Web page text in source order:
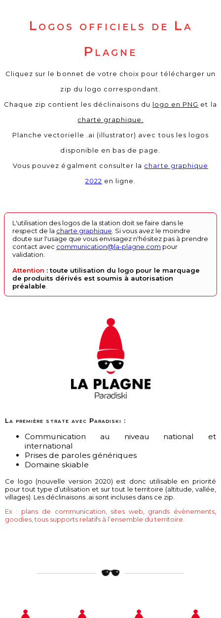
Logos officiels de La
Plagne
Cliquez sur le bonnet de votre choix pour télécharger un
zip du logo correspondant.
Chaque zip contient les déclinaisons du logo en PNG et la
charte graphique.
Planche vectorielle .ai (illustrator) avec tous les logos
disponible en bas de page.
Vous pouvez égalment consulter la charte graphique
2022 en ligne.
L'utilisation des logos de la station doit se faire dans le
respect de la charte graphique . Si vous avez le moindre
doute sur l'usage que vous envisagez n'hésitez pas à prendre
contact avec communication@la-plagne.com pour
validation.
Attention : toute utilisation du logo pour le marquage
de produits dérivés est soumis à autorisation
préalable
La première strate avec Paradiski :
Communication au niveau national et
international
Prises de paroles génériques
Domaine skiable
Ce logo (nouvelle version 2020) est donc utilisable en priorité
pour tout type d’utilisation et sur tout le territoire (altitude, vallée,
villages). Les déclinaisons .ai sont incluses dans ce zip.
Ex : plans de communication, sites web, grands évènements,
goodies, tous supports relatifs à l’ensemble du territoire.